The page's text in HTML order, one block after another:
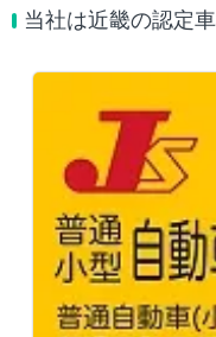
当社は近畿の認定